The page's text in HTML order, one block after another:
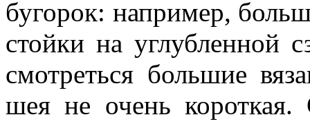
бугорок: например,
стойки на углубленной
смотреться большие
шея не очень